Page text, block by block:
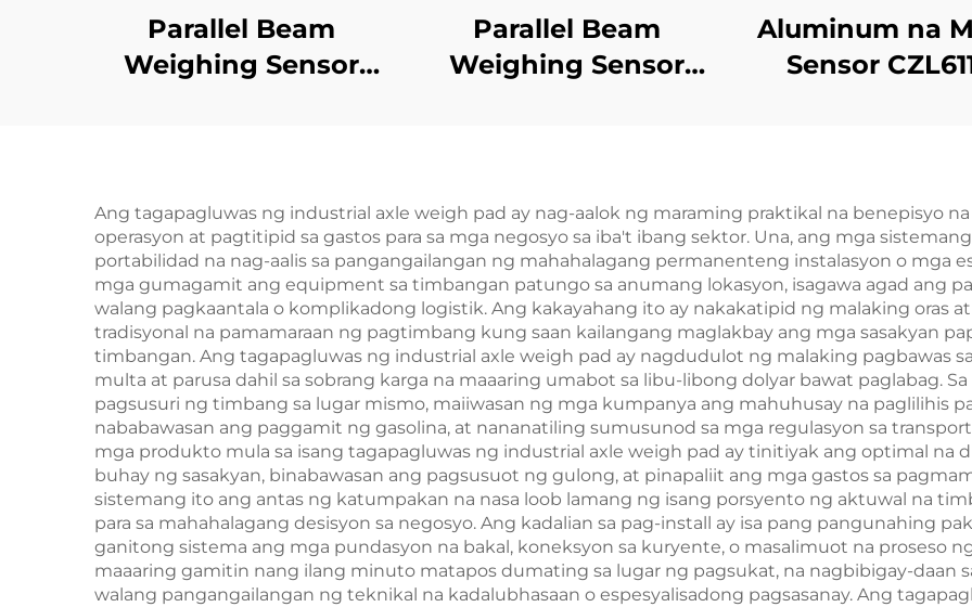
Parallel Beam
Weighing Sensor
Parallel Beam
Weighing Sensor
Aluminum na
Sensor
Ang tagapagluwas ng industrial axle weigh pad ay nag-aalok ng maraming praktikal na benepisyo
operasyon at pagtitipid sa gastos para sa mga negosyo sa iba't ibang sektor. Una, ang mga
portabilidad na nag-aalis sa pangangailangan ng mahahalagang permanenteng instalasyon o mga
mga gumagamit ang equipment sa timbangan patungo sa anumang lokasyon, isagawa agad ang
walang pagkaantala o komplikadong logistik. Ang kakayahang ito ay nakakatipid ng malaking oras
tradisyonal na pamamaraan ng pagtimbang kung saan kailangang maglakbay ang mga sasakyan
timbangan. Ang tagapagluwas ng industrial axle weigh pad ay nagdudulot ng malaking pagbawas
multa at parusa dahil sa sobrang karga na maaaring umabot sa libu-libong dolyar bawat paglabag.
pagsusuri ng timbang sa lugar mismo, maiiwasan ng mga kumpanya ang mahuhusay na paglilihis
nababawasan ang paggamit ng gasolina, at nananatiling sumusunod sa mga regulasyon sa
mga produkto mula sa isang tagapagluwas ng industrial axle weigh pad ay tinitiyak ang optimal na
buhay ng sasakyan, binabawasan ang pagsusuot ng gulong, at pinapaliit ang mga gastos sa
sistemang ito ang antas ng katumpakan na nasa loob lamang ng isang porsyento ng aktuwal na
para sa mahahalagang desisyon sa negosyo. Ang kadalian sa pag-install ay isa pang pangunahing
ganitong sistema ang mga pundasyon na bakal, koneksyon sa kuryente, o masalimuot na proseso
maaaring gamitin nang ilang minuto matapos dumating sa lugar ng pagsukat, na nagbibigay-daan
walang pangangailangan ng teknikal na kadalubhasaan o espesyalisadong pagsasanay. Ang